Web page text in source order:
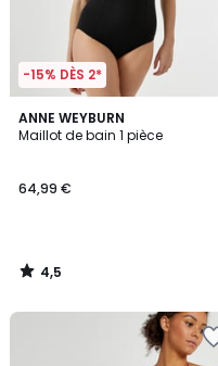
-15% DÈS 2*
ANNE WEYBURN
Maillot de bain 1 pièce
64,99 €
4,5
/ 5
4,5
/